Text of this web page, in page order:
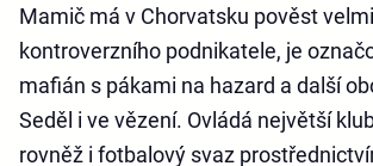
Mamič má v Chorvatsku pověst velmi
kontroverzního podnikatele, je
mafián s pákami na hazard a další
Seděl i ve vězení. Ovládá největší
rovněž i fotbalový svaz